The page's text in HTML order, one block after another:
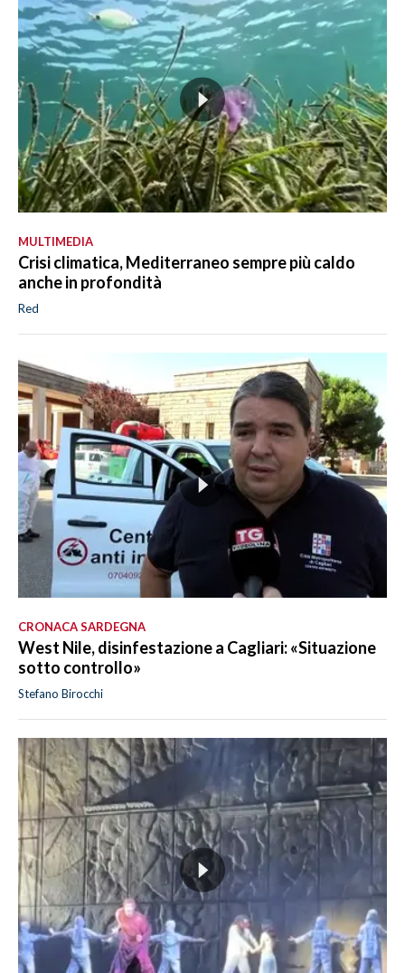
MULTIMEDIA
Crisi climatica, Mediterraneo sempre più caldo
anche in profondità
Red
CRONACA SARDEGNA
West Nile, disinfestazione a Cagliari: «Situazione
sotto controllo»
Stefano Birocchi